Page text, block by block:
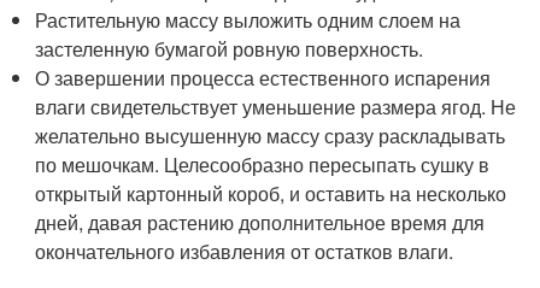
Растительную массу выложить одним слоем на
застеленную бумагой ровную поверхность.
О завершении процесса естественного испарения
влаги свидетельствует уменьшение размера ягод. Не
желательно высушенную массу сразу раскладывать
по мешочкам. Целесообразно пересыпать сушку в
открытый картонный короб, и оставить на несколько
дней, давая растению дополнительное время для
окончательного избавления от остатков влаги.